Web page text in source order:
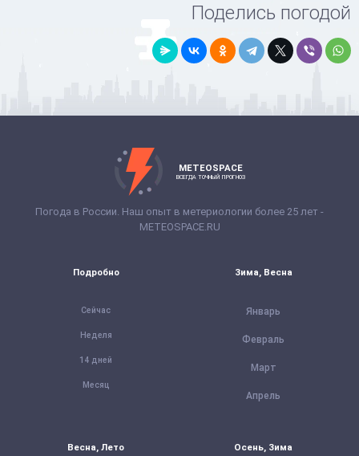
Поделись погодой
METEOSPACE
ВСЕГДА ТОЧНЫЙ ПРОГНОЗ
Погода в России. Наш опыт в метериологии более 25 лет -
METEOSPACE.RU
Подробно
Сейчас
Неделя
14 дней
Месяц
Зима, Весна
Январь
Февраль
Март
Апрель
Весна, Лето Осень, Зима